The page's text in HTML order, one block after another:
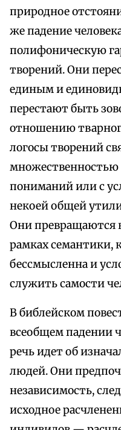
природное
же падение
полифоническую
творений. Они
единым и
перестают быть
отношению
логосы творений
пониманий или с
некоей общей
Они превращаются
рамках семантики,
бессмысленна и
служить самости
В библейском
всеобщем падении
речь идет об
людей. Они
независимость,
исходное